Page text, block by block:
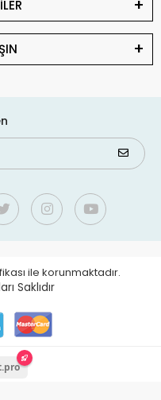
ile korunmaktadır.
Saklıdır